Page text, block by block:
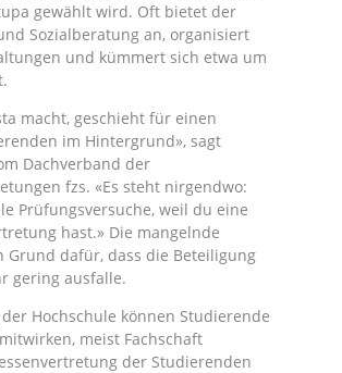
gewählt wird. Oft bietet der
Sozialberatung an, organisiert
und kümmert sich etwa um
macht, geschieht für einen
im Hintergrund», sagt
Dachverband der
fzs. «Es steht nirgendwo:
Prüfungsversuche, weil du eine
hast.» Die mangelnde
Grund dafür, dass die Beteiligung
gering ausfalle.
Hochschule können Studierende
meist Fachschaft
der Studierenden